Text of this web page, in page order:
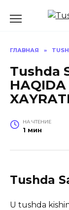
ГЛАВНАЯ »
Tushda
HАQIDА
НА ЧТЕНИЕ
1 мин
Tushda
U tushda